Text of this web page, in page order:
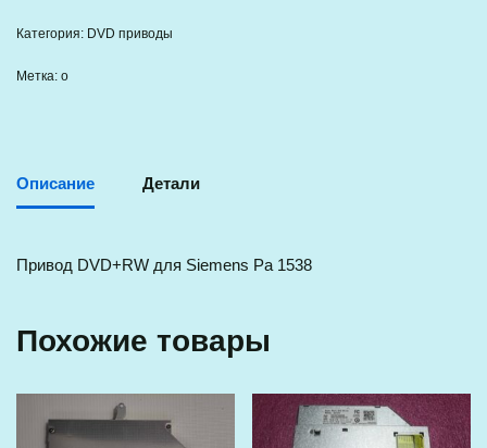
Категория: DVD приводы
Метка: о
Описание Детали
Привод DVD+RW для Siemens Pa 1538
Похожие товары